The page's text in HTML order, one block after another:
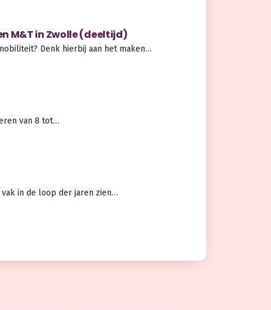
M&T in Zwolle (deeltijd)
Denk hierbij aan het maken…
van 8 tot…
in de loop der jaren zien…